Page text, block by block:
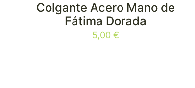
Colgante Acero Mano de
Fátima Dorada
5,00 €